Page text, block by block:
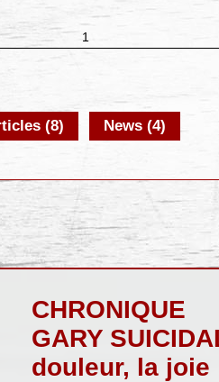
1
(8) News (4)
CHRONIQUE
GARY
douleur, la joie